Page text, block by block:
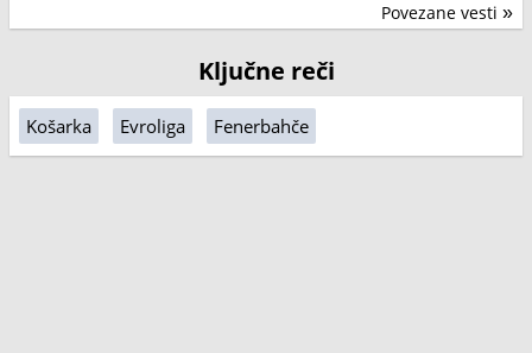
Povezane vesti »
Ključne reči
Košarka Evroliga Fenerbahče